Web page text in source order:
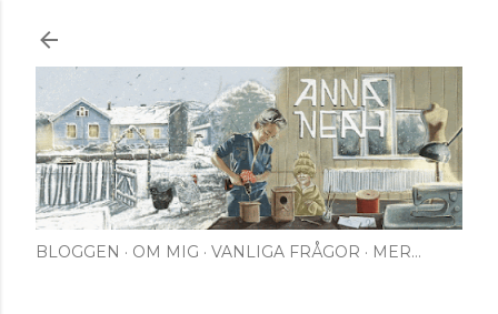
BLOGGEN OM MIG VANLIGA FRÅGOR MER…